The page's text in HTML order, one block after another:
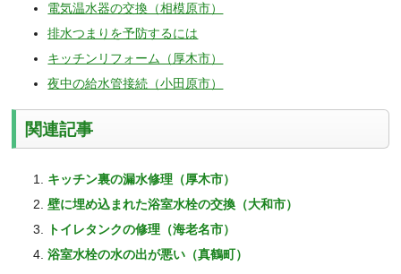
電気温水器の交換（相模原市）
排水つまりを予防するには
キッチンリフォーム（厚木市）
夜中の給水管接続（小田原市）
関連記事
キッチン裏の漏水修理（厚木市）
壁に埋め込まれた浴室水栓の交換（大和市）
トイレタンクの修理（海老名市）
浴室水栓の水の出が悪い（真鶴町）